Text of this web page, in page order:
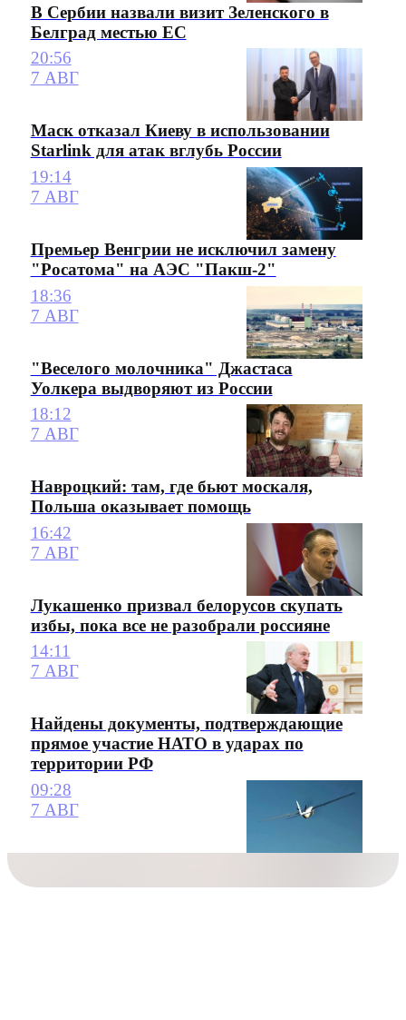
В Сербии назвали визит Зеленского в
Белград местью ЕС
20:56
7 АВГ
Маск отказал Киеву в использовании
Starlink для атак вглубь России
19:14
7 АВГ
Премьер Венгрии не исключил замену
"Росатома" на АЭС "Пакш-2"
18:36
7 АВГ
"Веселого молочника" Джастаса
Уолкера выдворяют из России
18:12
7 АВГ
Навроцкий: там, где бьют москаля,
Польша оказывает помощь
16:42
7 АВГ
Лукашенко призвал белорусов скупать
избы, пока все не разобрали россияне
14:11
7 АВГ
Найдены документы, подтверждающие
прямое участие НАТО в ударах по
территории РФ
09:28
7 АВГ